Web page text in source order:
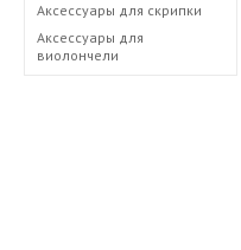
Аксессуары для скрипки
Аксессуары для
виолончели